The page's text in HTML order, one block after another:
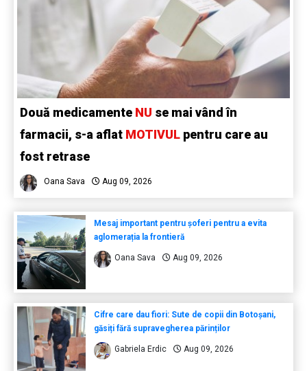
Două medicamente NU se mai vând în
farmacii, s-a aflat MOTIVUL pentru care au
fost retrase
Oana Sava Aug 09, 2026
Mesaj important pentru șoferi pentru a evita
aglomerația la frontieră
Oana Sava Aug 09, 2026
Cifre care dau fiori: Sute de copii din Botoșani,
găsiți fără supravegherea părinților
Gabriela Erdic Aug 09, 2026